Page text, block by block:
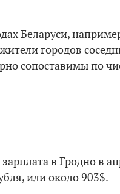
Беларуси,
городов
сопоставимы по
в Гродно в
или около 903$.